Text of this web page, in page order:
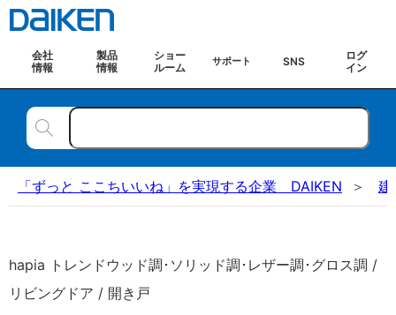
会社
情報
製品
情報
ショー
ルーム
サポート SNS
ログ
イン
「ずっと ここちいいね」を実現する企業 DAIKEN 建
hapia トレンドウッド調･ソリッド調･レザー調･グロス調 /
リビングドア / 開き戸